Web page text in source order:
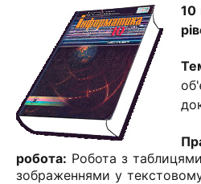
10
робота: Робота з
зображеннями у